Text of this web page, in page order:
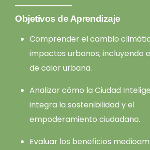
Objetivos de Aprendizaje
Comprender el cambio
impactos urbanos, incluyendo
de calor urbana.
Analizar cómo la Ciudad
integra la sostenibilidad y el
empoderamiento ciudadano.
Evaluar los beneficios